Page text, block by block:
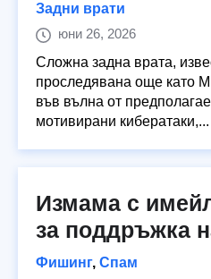
Задни врати
юни 26, 2026
Сложна задна врата,
проследявана още като
във вълна от
мотивирани кибератаки,...
Измама с
за поддръжка
Фишинг, Спам